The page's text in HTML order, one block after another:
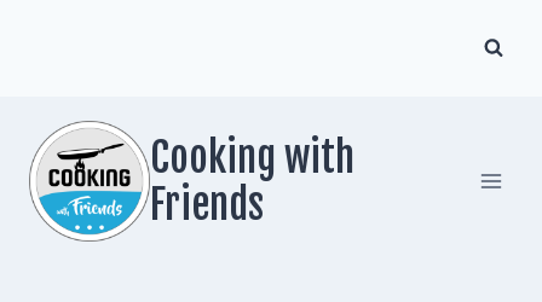
Cooking with
Friends